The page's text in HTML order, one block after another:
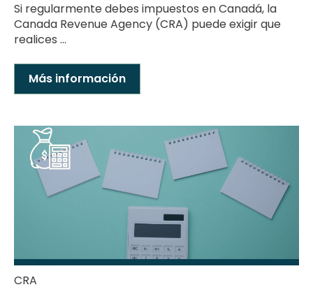
Si regularmente debes impuestos en Canadá, la
Canada Revenue Agency (CRA) puede exigir que
realices ...
Más información
CRA